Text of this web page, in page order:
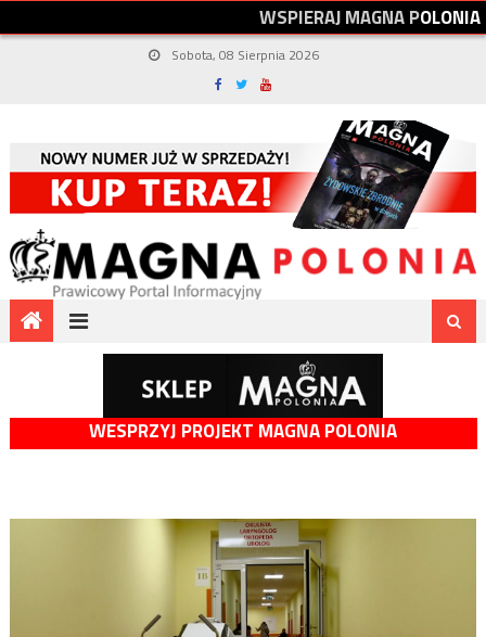
WSPIERAJMAGNAPOLONIA
Sobota, 08 Sierpnia 2026
WESPRZYJ PROJEKT MAGNA POLONIA